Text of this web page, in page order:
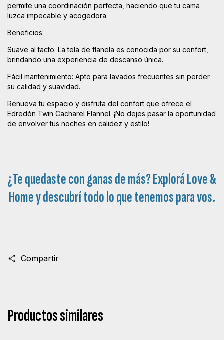
permite una coordinación perfecta, haciendo que tu cama
luzca impecable y acogedora.
Beneficios:
Suave al tacto: La tela de flanela es conocida por su confort,
brindando una experiencia de descanso única.
Fácil mantenimiento: Apto para lavados frecuentes sin perder
su calidad y suavidad.
Renueva tu espacio y disfruta del confort que ofrece el
Edredón Twin Cacharel Flannel. ¡No dejes pasar la oportunidad
de envolver tus noches en calidez y estilo!
¿Te quedaste con ganas de más? ExploráLove &
Homey descubrí todo lo que tenemos para vos.
Compartir
Productos similares